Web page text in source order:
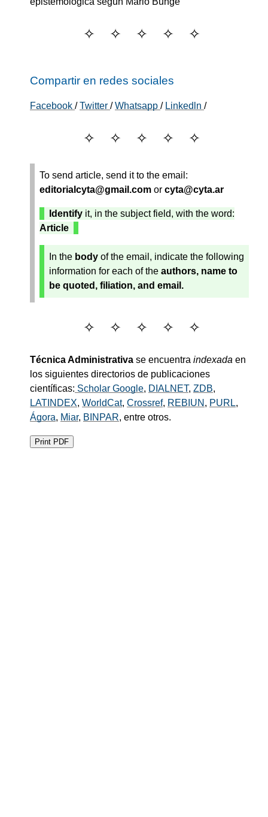
Compartir en redes sociales
Facebook /Twitter /Whatsapp / Linkedln /
To send article, send it to the email:
editorialcyta@gmail.com or cyta@cyta.ar
Identify it, in the subject field, with the word:
Article
In the body of the email, indicate the following
information for each of the authors, name to
be quoted, filiation, and email.
Técnica Administrativa se encuentra indexada en
los siguientes directorios de publicaciones
científicas: Scholar Google, DIALNET, ZDB,
LATINDEX, WorldCat, Crossref, REBIUN , PURL,
Ágora, Miar, BINPAR, entre otros.
Print PDF